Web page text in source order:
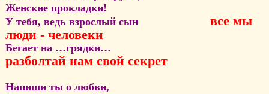
Женские прокладки!
У тебя, ведь взрослый сын все мы
люди - человеки
Бегает на …грядки…
разболтай нам свой секрет
Напиши ты о любви,